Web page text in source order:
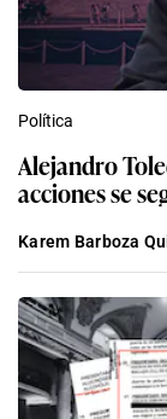
Política
Alejandro
Karem Barboza